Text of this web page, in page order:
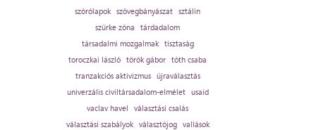
szórólapok szövegbányászat sztálin
szürke zóna
tárdadalom
társadalmi mozgalmak tisztaság
toroczkai lászló török gábor tóth csaba
tranzakciós aktivizmus újraválasztás
univerzális civiltársadalom-elmélet usaid
vaclav havel
választási csalás
választási szabályok választójog vallások